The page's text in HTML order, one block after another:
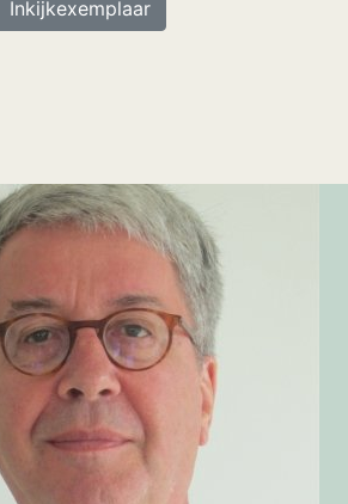
Inkijkexemplaar